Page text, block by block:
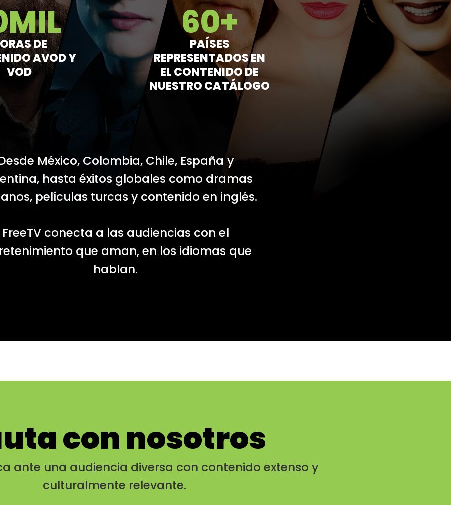
MIL
DE
AVOD Y
VOD
60+
PAÍSES
REPRESENTADOS EN
EL CONTENIDO DE
NUESTRO CATÁLOGO
México, Colombia, Chile, España y
hasta éxitos globales como dramas
películas turcas y contenido en inglés.
FreeTV conecta a las audiencias con el
que aman, en los idiomas que
hablan.
con nosotros
ante una audiencia diversa con contenido extenso y
culturalmente relevante.